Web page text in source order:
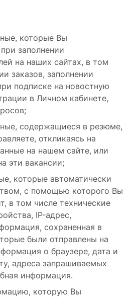
которые Вы
заполнении
на наших сайтах, в том
заказов, заполнении
подписке на новостную
в Личном кабинете,
содержащиеся в резюме,
откликаясь на
на нашем сайте, или
эти вакансии;
которые автоматически
с помощью которого Вы
в том числе технические
IP-адрес,
сохраненная в
были отправлены на
о браузере, дата и
адреса запрашиваемых
информация.
которую Вы